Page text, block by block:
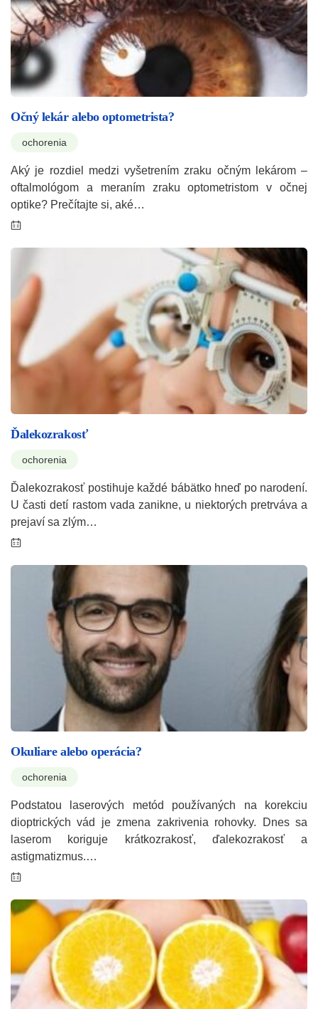
Očný lekár alebo optometrista?
ochorenia
Aký je rozdiel medzi vyšetrením zraku očným lekárom –
oftalmológom a meraním zraku optometristom v očnej
optike? Prečítajte si, aké…
Ďalekozrakosť
ochorenia
Ďalekozrakosť postihuje každé bábätko hneď po narodení.
U časti detí rastom vada zanikne, u niektorých pretrváva a
prejaví sa zlým…
Okuliare alebo operácia?
ochorenia
Podstatou laserových metód používaných na korekciu
dioptrických vád je zmena zakrivenia rohovky. Dnes sa
laserom koriguje krátkozrakosť, ďalekozrakosť a
astigmatizmus.…